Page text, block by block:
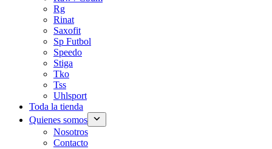
Rg
Rinat
Saxofit
Sp Futbol
Speedo
Stiga
Tko
Tss
Uhlsport
Toda la tienda
Quienes somos
Nosotros
Contacto